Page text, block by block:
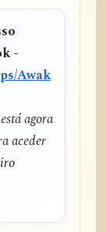
-
Awak
agora
aceder